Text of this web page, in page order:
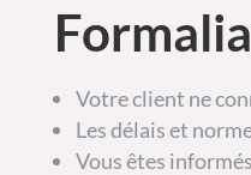
Votre client ne
Les délais et
Vous êtes